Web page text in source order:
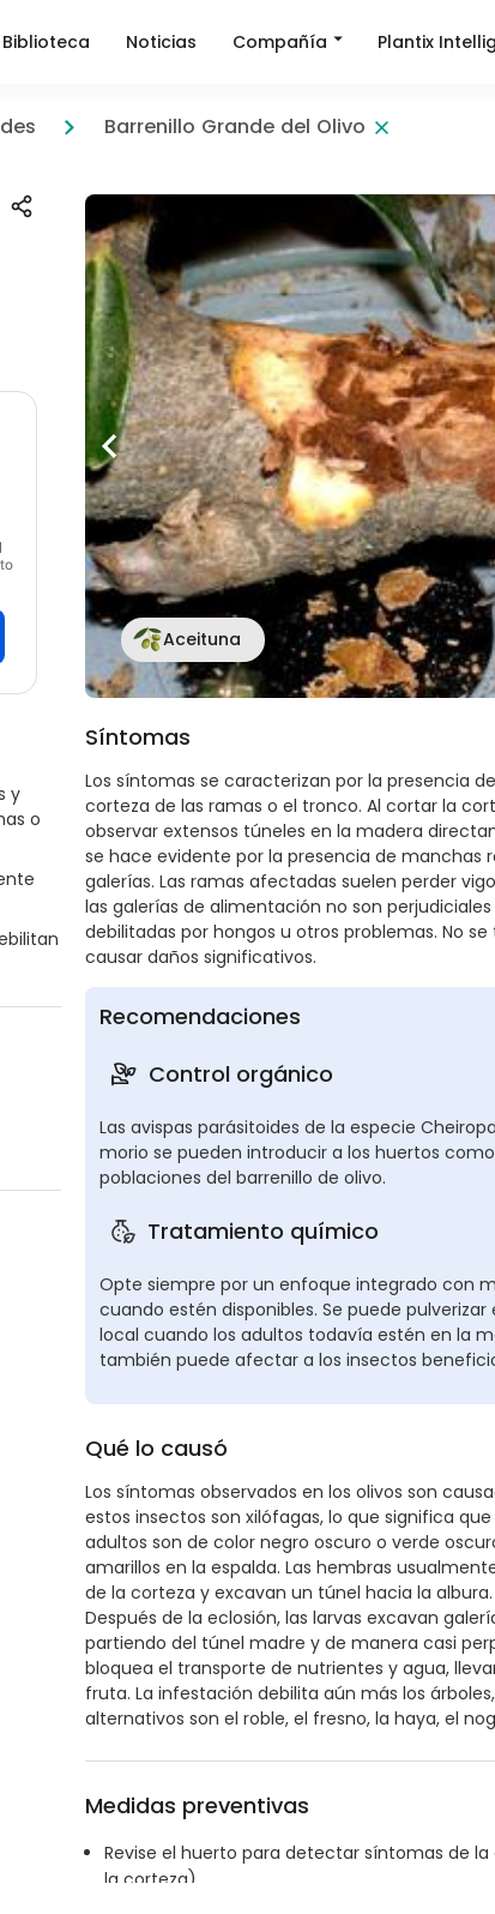
Biblioteca Noticias Compañía Plantix
Barrenillo Grande del Olivo
y
o
Aceituna
Síntomas
Los síntomas se caracterizan por la presencia
corteza de las ramas o el tronco. Al cortar la
observar extensos túneles en la madera
se hace evidente por la presencia de manchas
galerías. Las ramas afectadas suelen perder
las galerías de alimentación no son
debilitadas por hongos u otros problemas. No
causar daños significativos.
Recomendaciones
Control orgánico
Las avispas parásitoides de la especie
morio se pueden introducir a los huertos
poblaciones del barrenillo de olivo.
Tratamiento químico
Opte siempre por un enfoque integrado con
cuando estén disponibles. Se puede
local cuando los adultos todavía estén en la
también puede afectar a los insectos
Qué lo causó
Los síntomas observados en los olivos son
estos insectos son xilófagas, lo que significa
adultos son de color negro oscuro o verde
amarillos en la espalda. Las hembras
de la corteza y excavan un túnel hacia la
Después de la eclosión, las larvas excavan
partiendo del túnel madre y de manera casi
bloquea el transporte de nutrientes y agua,
fruta. La infestación debilita aún más los
alternativos son el roble, el fresno, la haya, el
Medidas preventivas
Revise el huerto para detectar síntomas de
la corteza).